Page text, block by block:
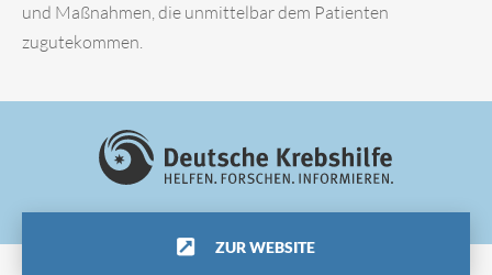
und Maßnahmen, die unmittelbar dem Patienten
zugutekommen.
ZUR WEBSITE